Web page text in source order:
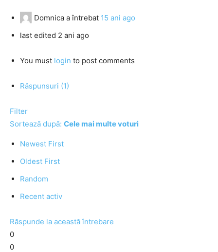
Domnica a întrebat 15 ani ago
last edited 2 ani ago
You must login to post comments
Răspunsuri (1)
Filter
Sortează după: Cele mai multe voturi
Newest First
Oldest First
Random
Recent activ
Răspunde la această întrebare
0
0